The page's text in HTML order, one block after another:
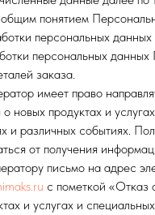
понятием
персональных данных
персональных
заказа.
имеет право
новых продуктах и
и различных событиях.
от получения
письмо на адрес
с пометкой «Отказ
и услугах и